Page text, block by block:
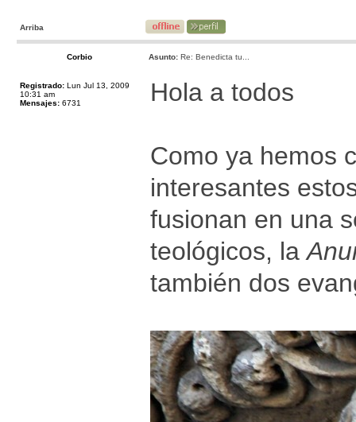
Arriba
Corbio Asunto: Re: Benedicta tu...
Registrado: Lun Jul 13, 2009
10:31 am
Mensajes: 6731 Hola a todos
Como ya hemos
interesantes
fusionan en una
teológicos, la
también dos